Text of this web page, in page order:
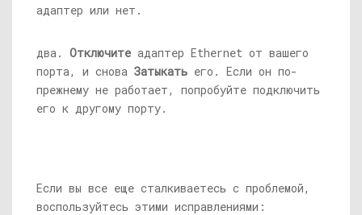
адаптер или нет.
два. Отключите адаптер Ethernet от вашего
порта, и снова Затыкать его. Если он по-
прежнему не работает, попробуйте подключить
его к другому порту.
Если вы все еще сталкиваетесь с проблемой,
воспользуйтесь этими исправлениями: